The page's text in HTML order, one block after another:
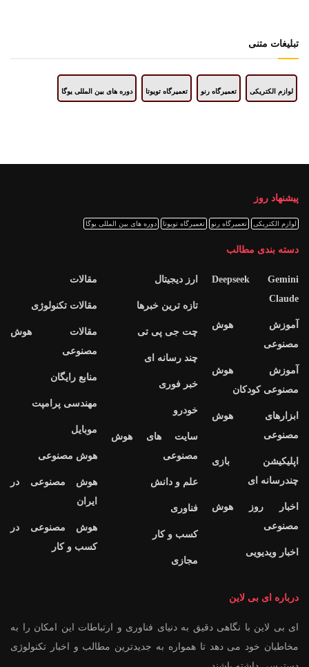
تبلیغات متنی
لوازم الکتریکی تعمیرگاه رنو تعمیرگاه تویوتا دوره های بین المللی یوگا
پیشنهاد روز
لوازم الکتریکی تعمیرگاه رنو تعمیرگاه تویوتا دوره های بین المللی یوگا
دسته بندی مطالب
Deepseek Gemini
Claude
آموزش هوش
مصنوعی
آموزش هوش
مصنوعی کودکان
ابزارهای هوش
مصنوعی
اپلیکیشن بازی
چندرسانه ای
اخبار روز هوش
مصنوعی
اخبار ویدیویی
ارز دیجیتال
تازه ترین خبرها
چت جی پی تی
چند رسانه ای
خبر فوری
خودرو
سایت های هوش
مصنوعی
علم و دانش
فناوری
کسب و کار
مجازی
مقالات
مقالات تکنولوژی
مقالات هوش
مصنوعی
منابع رایگان
مهندسی پرامپت
موبایل
هوش مصنوعی
هوش مصنوعی در
ایران
هوش مصنوعی در
کسب و کار
درباره ای بی لاین
ای بی لاین با نگاهی دقیق به دنیای فناوری و ارتباطات این امکان را به
مخاطبان خود می دهد تا همواره به جدیدترین مطالب و اخبار تکنولوژی